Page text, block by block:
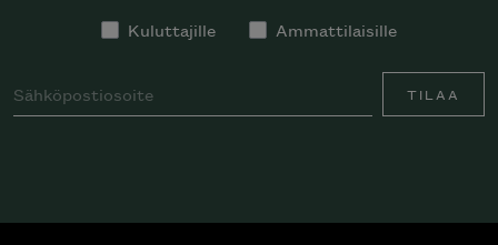
Kuluttajille Ammattilaisille
TILAA